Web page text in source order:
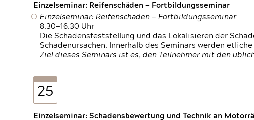
Einzelseminar: Reifenschäden — Fortbildungsseminar
Einzelseminar: Reifenschäden — Fortbildungsseminar
8.30—16.30 Uhr
Die Schadensfeststellung und das Lokalisieren der
Schadenursachen. Innerhalb des Seminars werden
Ziel dieses Seminars ist es, den Teilnehmer mit den
25
Einzelseminar: Schadensbewertung und Technik an